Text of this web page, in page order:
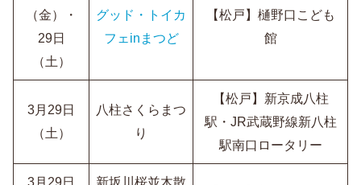
（金）・
29日
（土）
グッド・トイカ
フェinまつど
【松戸】樋野口こども
館
3月29日
（土）
八柱さくらまつ
り
【松戸】新京成八柱
駅・JR武蔵野線新八柱
駅南口ロータリー